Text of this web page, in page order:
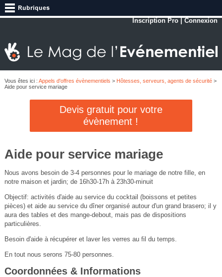
Inscription Pro |Connexion
Vous êtes ici : Appels d'offres évènementiels > Hôtesses, serveurs, agents de sécurité>
Aide pour service mariage
Devis gratuit pour votre
évènement !
Aide pour service mariage
Nous avons besoin de 3-4 personnes pour le mariage de notre fille, en
notre maison et jardin; de 16h30-17h à 23h30-minuit
Objectif: activités d'aide au service du cocktail (boissons et petites
pièces) et aide au service du dîner organisé autour d'un grand brasero; il y
aura des tables et des mange-debout, mais pas de dispositions
particulières.
Besoin d'aide à récupérer et laver les verres au fil du temps.
En tout nous serons 75-80 personnes.
Coordonnées & Informations